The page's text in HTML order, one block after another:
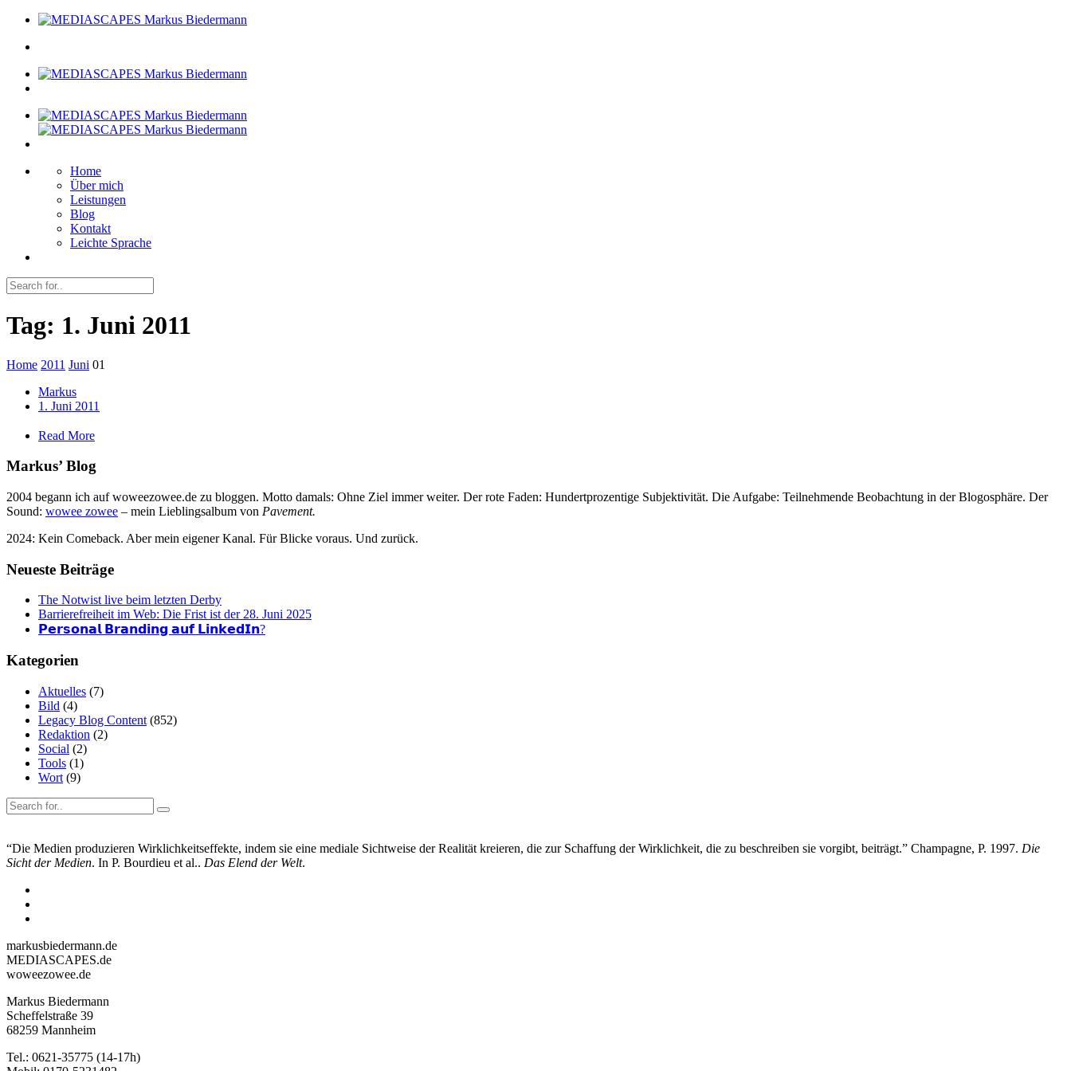
Home
Über mich
Leistungen
Blog
Kontakt
Leichte Sprache
Tag: 1. Juni 2011
Home 2011 Juni 01
Markus
1. Juni 2011
Read More
Markus’ Blog
2004 begann ich auf woweezowee.de zu bloggen. Motto damals: Ohne Ziel immer weiter. Der rote Faden: Hundertprozentige Subjektivität. Die Aufgabe: Teilnehmende Beobachtung in der Blogosphäre. Der
Sound: wowee zowee – mein Lieblingsalbum von Pavement.
2024: Kein Comeback. Aber mein eigener Kanal. Für Blicke voraus. Und zurück.
Neueste Beiträge
The Notwist live beim letzten Derby
Barrierefreiheit im Web: Die Frist ist der 28. Juni 2025
𝗣𝗲𝗿𝘀𝗼𝗻𝗮𝗹 𝗕𝗿𝗮𝗻𝗱𝗶𝗻𝗴 𝗮𝘂𝗳 𝗟𝗶𝗻𝗸𝗲𝗱𝗜𝗻?
Kategorien
Aktuelles (7)
Bild (4)
Legacy Blog Content (852)
Redaktion (2)
Social (2)
Tools (1)
Wort (9)
“Die Medien produzieren Wirklichkeitseffekte, indem sie eine mediale Sichtweise der Realität kreieren, die zur Schaffung der Wirklichkeit, die zu beschreiben sie vorgibt, beiträgt.” Champagne, P. 1997. Die
Sicht der Medien. In P. Bourdieu et al.. Das Elend der Welt.
markusbiedermann.de
MEDIASCAPES.de
woweezowee.de
Markus Biedermann
Scheffelstraße 39
68259 Mannheim
Tel.: 0621-35775 (14-17h)